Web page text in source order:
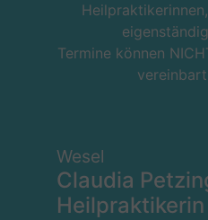
Termine können
Wesel
Claudia
Heilpraktikerin